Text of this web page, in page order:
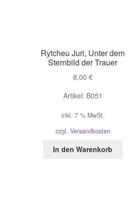
Rytcheu Juri, Unter dem
Sternbild der Trauer
8,00 €
Artikel: B051
inkl. 7 % MwSt.
zzgl. Versandkosten
In den Warenkorb